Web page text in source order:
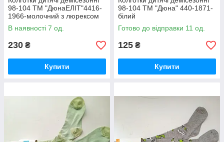
98-104 ТМ "ДюнаЕЛІТ"4416-
1966-молочний з люрексом
В наявності 7 од.
230 ₴
Купити
98-104 ТМ "Дюна" 440-1871-
білий
Готово до відправки 11 од.
125 ₴
Купити